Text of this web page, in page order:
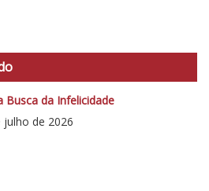
Busca da Infelicidade
julho de 2026